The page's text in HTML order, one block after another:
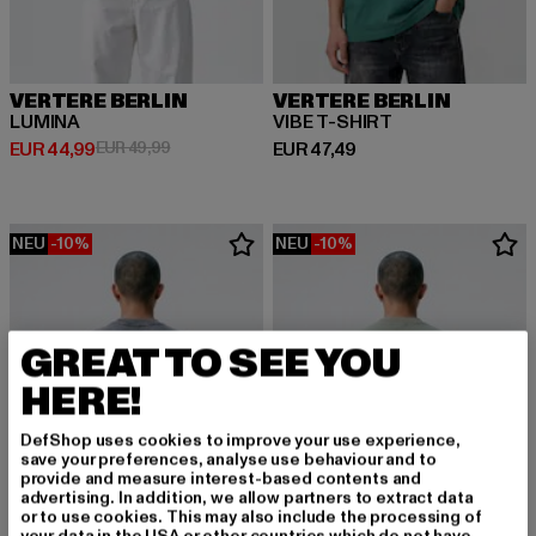
VERTERE BERLIN
LUMINA
EUR 44,99
Derzeitiger Preis: EUR 44,99
EUR 49,99Aktionspreis: EUR 49,99
VERTERE BERLIN
VIBE T-SHIRT
EUR 47,49
Derzeitiger Preis: EUR 47,49
NEU -10% NEU -10%
GREAT TO SEE YOU
HERE!
DefShop uses cookies to improve your use experience,
save your preferences, analyse use behaviour and to
provide and measure interest-based contents and
advertising. In addition, we allow partners to extract data
or to use cookies. This may also include the processing of